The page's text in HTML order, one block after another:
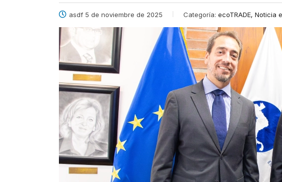
asdf 5 de noviembre de 2025 Categoría: ecoTRADE, Noticia